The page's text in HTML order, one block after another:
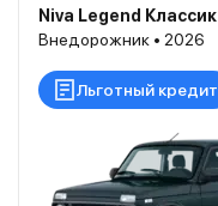
Niva Legend Классик
Внедорожник • 2026
Льготный кредит